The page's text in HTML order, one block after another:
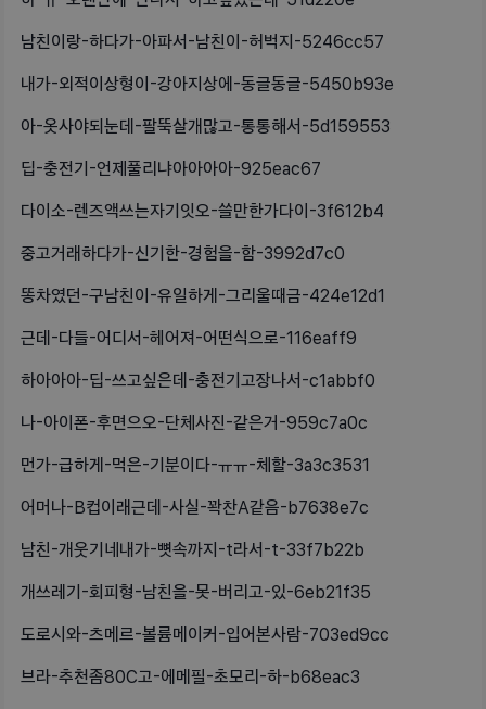
남친이랑-하다가-아파서-남친이-허벅지-5246cc57
내가-외적이상형이-강아지상에-동글동글-5450b93e
아-옷사야되눈데-팔뚝살개많고-통통해서-5d159553
딥-충전기-언제풀리냐아아아아-925eac67
다이소-렌즈액쓰는자기잇오-쓸만한가다이-3f612b4
중고거래하다가-신기한-경험을-함-3992d7c0
똥차였던-구남친이-유일하게-그리울때금-424e12d1
근데-다들-어디서-헤어져-어떤식으로-116eaff9
하아아아-딥-쓰고싶은데-충전기고장나서-c1abbf0
나-아이폰-후면으오-단체사진-같은거-959c7a0c
먼가-급하게-먹은-기분이다-ㅠㅠ-체할-3a3c3531
어머나-B컵이래근데-사실-꽉찬A같음-b7638e7c
남친-개웃기네내가-뼛속까지-t라서-t-33f7b22b
개쓰레기-회피형-남친을-못-버리고-있-6eb21f35
도로시와-츠메르-볼륨메이커-입어본사람-703ed9cc
브라-추천좀80C고-에메필-초모리-하-b68eac3